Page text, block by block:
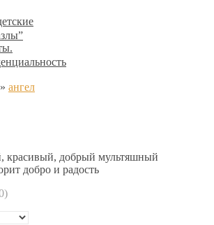
» ангел
красивый, добрый мультяшный
добро и радость
Сортировка:
недавние